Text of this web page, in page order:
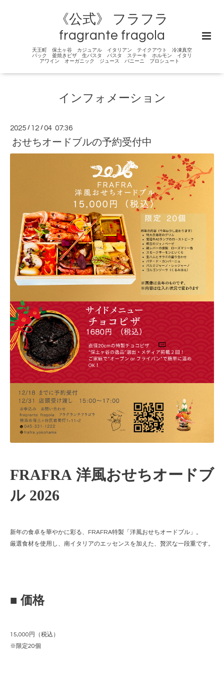
《公式》 フラフラ
fragrante fragola
天王町 保土ヶ谷 カジュアル イタリアン テイクアウト 冷凍真空
パック 釜焼きピザ 生パスタ パスタ ステーキ ホルモン イタリ
アワイン オーガニック ジュース パニーニ プロシュート
インフォメーション
2025 / 12 /04 07:36
おせちオードブルの予約受付中
FRAFRA 洋風おせちオードブ
ル 2026
新年の食卓を華やかに彩る、FRAFRA特製「洋風おせちオードブル」。
厳選食材を使用し、南イタリアのエッセンスを加えた、贅沢な一段重です。
■ 価格
15,000円（税込）
※限定20個